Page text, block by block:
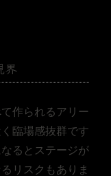
界
作られるアリー
臨場感抜群です
るとステージが
リスクもありま